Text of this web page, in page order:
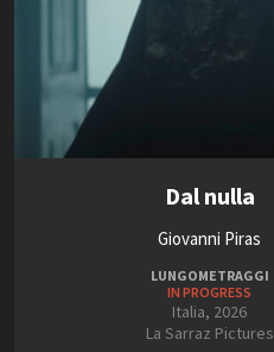
Dal nulla
Giovanni Piras
LUNGOMETRAGGI
IN PROGRESS
Italia, 2026
La Sarraz Pictures